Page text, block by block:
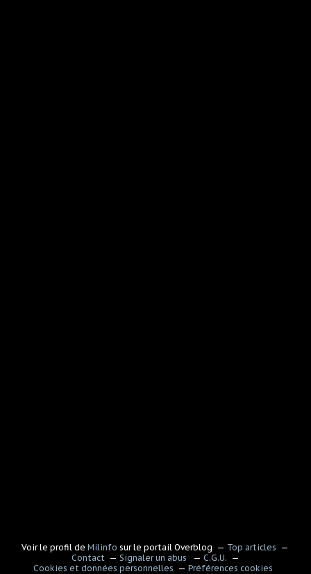
Voir le profil deMilinfo sur le portail Overblog
Top articles
Contact
Signaler un abus
C.G.U.
Cookies et données personnelles
Préférences cookies